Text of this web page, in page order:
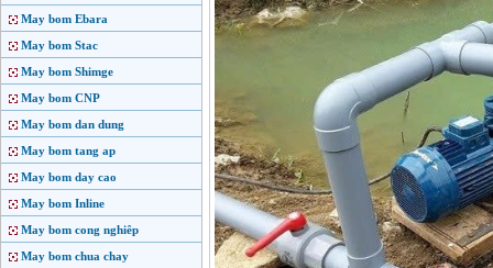
May bom Ebara
May bom Stac
May bom Shimge
May bom CNP
May bom dan dung
May bom tang ap
May bom day cao
May bom Inline
May bom cong nghiêp
May bom chua chay